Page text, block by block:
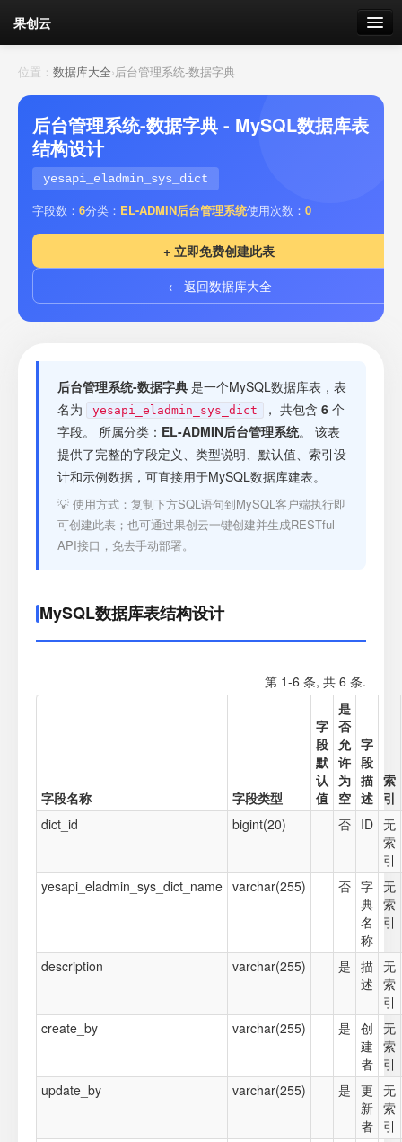
果创云
数据表单
API接口
云存储
流量 剩余接口流量
套餐
接口测试
位置： 数据库大全›后台管理系统-数据字典
后台管理系统-数据字典 - MySQL数据库表
结构设计
yesapi_eladmin_sys_dict
字段数： 6分类： EL-ADMIN后台管理系统使用次数： 0
+ 立即免费创建此表
← 返回数据库大全
后台管理系统-数据字典 是一个MySQL数据库表，表
名为
yesapi_eladmin_sys_dict ， 共包含 6 个
字段。 所属分类： EL-ADMIN后台管理系统。 该表
提供了完整的字段定义、类型说明、默认值、索引设
计和示例数据，可直接用于MySQL数据库建表。
💡 使用方式：复制下方SQL语句到MySQL客户端执行即
可创建此表；也可通过果创云一键创建并生成RESTful
API接口，免去手动部署。
MySQL数据库表结构设计
第 1-6 条, 共 6 条.
字段名称 字段类型
字
段
默
认
值
是
否
允
许
为
空
字
段
描
述
索
引
dict_id
bigint(20) 否 ID 无
索
引
yesapi_eladmin_sys_dict_name varchar(255) 否 字
典
名
称
无
索
引
description varchar(255) 是 描
述
无
索
引
create_by
varchar(255) 是 创
建
者
无
索
引
update_by
varchar(255) 是 更
新
者
无
索
引